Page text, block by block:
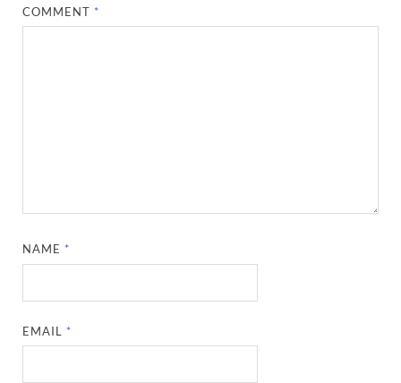
COMMENT *
NAME *
EMAIL *